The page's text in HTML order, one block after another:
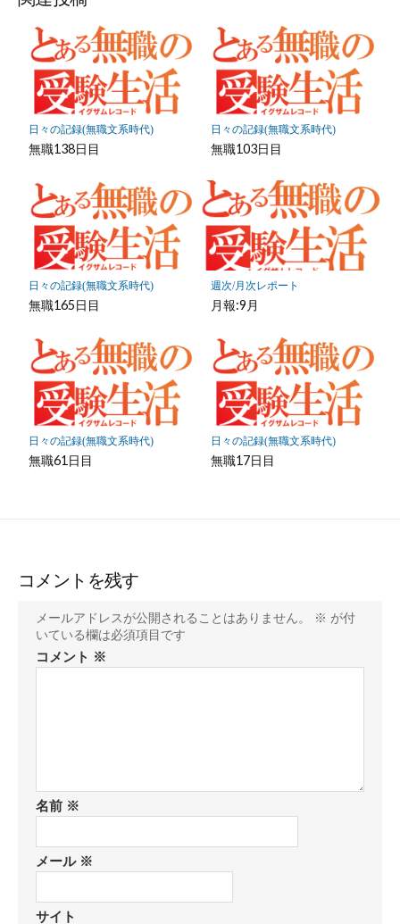
マ
ー
ク
に
保
日々の記録(無職文系時代)
無職138日目
日々の記録(無職文系時代)
無職103日目
日々の記録(無職文系時代)
無職165日目
週次/月次レポート
月報:9月
日々の記録(無職文系時代)
無職61日目
日々の記録(無職文系時代)
無職17日目
コメントを残す
メールアドレスが公開されることはありません。 ※ が付
いている欄は必須項目です
コメント ※
名前 ※
メール ※
サイト